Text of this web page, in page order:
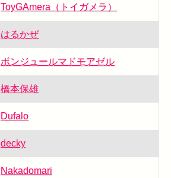
ToyGAmera（トイガメラ）
はるかぜ
ボンジュールマドモアゼル
橋本保雄
Dufalo
decky
Nakadomari